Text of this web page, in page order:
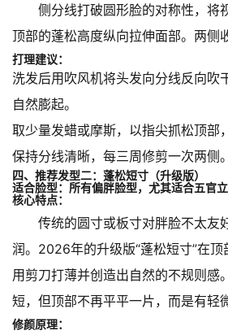
侧分线打破圆形脸的对称性，将
顶部的蓬松高度纵向拉伸面部。两侧
打理建议：
洗发后用吹风机将头发向分线反向吹
自然膨起。
取少量发蜡或摩斯，以指尖抓松顶部
保持分线清晰，每三周修剪一次两侧。
四、推荐发型二：蓬松短寸（升级版）
适合脸型：所有偏胖脸型，尤其适合五官
核心特点：
传统的圆寸或板寸对胖脸不太友
润。2026年的升级版“蓬松短寸”在顶
用剪刀打薄并创造出自然的不规则感
短，但顶部不再平平一片，而是有轻
修颜原理：